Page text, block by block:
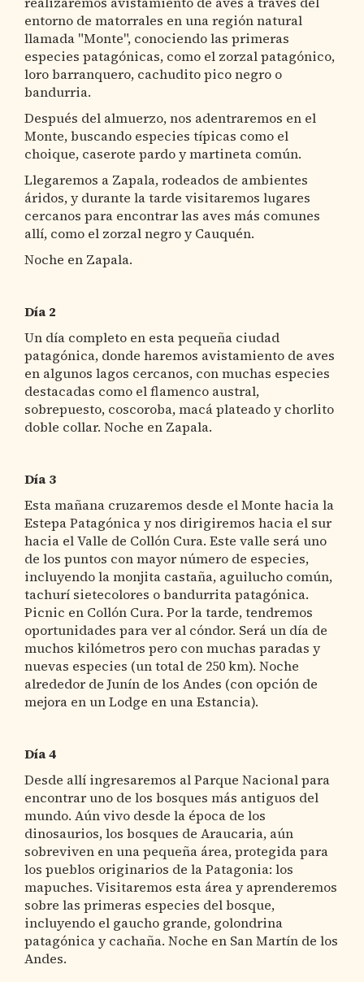
entorno de matorrales en una región natural
llamada "Monte", conociendo las primeras
especies patagónicas, como el zorzal patagónico,
loro barranquero, cachudito pico negro o
bandurria.
Después del almuerzo, nos adentraremos en el
Monte, buscando especies típicas como el
choique, caserote pardo y martineta común.
Llegaremos a Zapala, rodeados de ambientes
áridos, y durante la tarde visitaremos lugares
cercanos para encontrar las aves más comunes
allí, como el zorzal negro y Cauquén.
Noche en Zapala.
Día 2
Un día completo en esta pequeña ciudad
patagónica, donde haremos avistamiento de aves
en algunos lagos cercanos, con muchas especies
destacadas como el flamenco austral,
sobrepuesto, coscoroba, macá plateado y chorlito
doble collar. Noche en Zapala.
Día 3
Esta mañana cruzaremos desde el Monte hacia la
Estepa Patagónica y nos dirigiremos hacia el sur
hacia el Valle de Collón Cura. Este valle será uno
de los puntos con mayor número de especies,
incluyendo la monjita castaña, aguilucho común,
tachurí sietecolores o bandurrita patagónica.
Picnic en Collón Cura. Por la tarde, tendremos
oportunidades para ver al cóndor. Será un día de
muchos kilómetros pero con muchas paradas y
nuevas especies (un total de 250 km). Noche
alrededor de Junín de los Andes (con opción de
mejora en un Lodge en una Estancia).
Día 4
Desde allí ingresaremos al Parque Nacional para
encontrar uno de los bosques más antiguos del
mundo. Aún vivo desde la época de los
dinosaurios, los bosques de Araucaria, aún
sobreviven en una pequeña área, protegida para
los pueblos originarios de la Patagonia: los
mapuches. Visitaremos esta área y aprenderemos
sobre las primeras especies del bosque,
incluyendo el gaucho grande, golondrina
patagónica y cachaña. Noche en San Martín de los
Andes.